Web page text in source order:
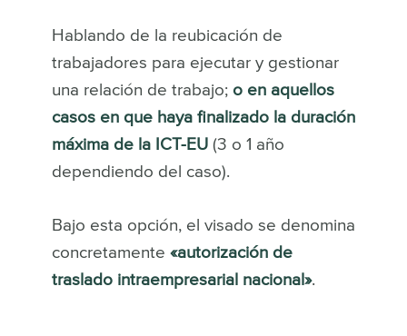
Hablando de la reubicación de
trabajadores para ejecutar y gestionar
una relación de trabajo;o en aquellos
casos en que haya finalizado la duración
máxima de la ICT-EU (3 o 1 año
dependiendo del caso).
Bajo esta opción, el visado se denomina
concretamente «autorización de
traslado intraempresarial nacional».